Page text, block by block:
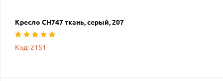
Кресло СН747 ткань, серый, 207
Код: 2151